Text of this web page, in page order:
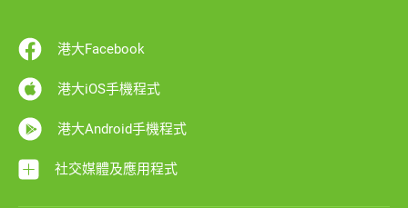
港大Facebook
港大iOS手機程式
港大Android手機程式
社交媒體及應用程式